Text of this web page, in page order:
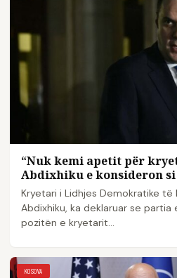
“Nuk kemi apetit për
Abdixhiku e konsideron
Kryetari i Lidhjes Demokratike të
Abdixhiku, ka deklaruar se
pozitën e kryetarit…
KOSOVA